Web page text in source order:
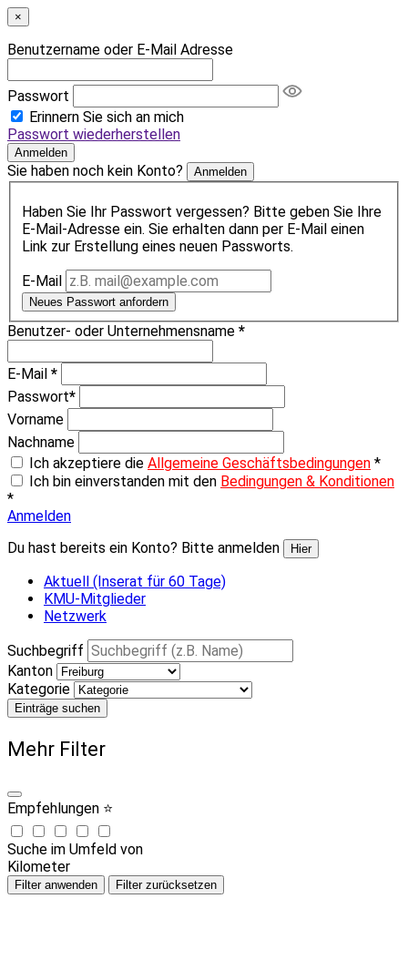
×
Benutzername oder E-Mail Adresse
Passwort
Erinnern Sie sich an mich
Passwort wiederherstellen
Anmelden
Sie haben noch kein Konto? Anmelden
Haben Sie Ihr Passwort vergessen? Bitte geben Sie Ihre
E-Mail-Adresse ein. Sie erhalten dann per E-Mail einen
Link zur Erstellung eines neuen Passworts.
E-Mail
Neues Passwort anfordern
Benutzer- oder Unternehmensname *
E-Mail *
Passwort*
Vorname
Nachname
Ich akzeptiere die Allgemeine Geschäftsbedingungen *
Ich bin einverstanden mit den Bedingungen & Konditionen
*
Anmelden
Du hast bereits ein Konto? Bitte anmelden
Hier
Aktuell (Inserat für 60 Tage)
KMU-Mitglieder
Netzwerk
Suchbegriff
Kanton
Kategorie
Einträge suchen
Mehr Filter
Empfehlungen ⭐
Suche im Umfeld von
Kilometer
Filter anwenden Filter zurücksetzen